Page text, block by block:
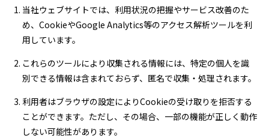
当社ウェブサイトでは、利用状況の把握やサービス改善のた
め、CookieやGoogle Analytics等のアクセス解析ツールを利
用しています。
これらのツールにより収集される情報には、特定の個人を識
別できる情報は含まれておらず、匿名で収集・処理されます。
利用者はブラウザの設定によりCookieの受け取りを拒否する
ことができます。ただし、その場合、一部の機能が正しく動作
しない可能性があります。